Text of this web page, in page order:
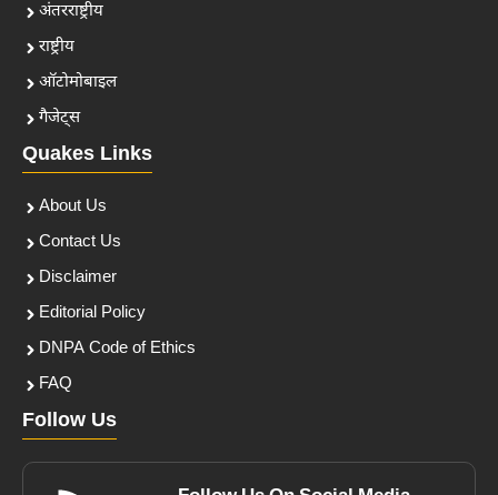
अंतरराष्ट्रीय
राष्ट्रीय
ऑटोमोबाइल
गैजेट्स
Quakes Links
About Us
Contact Us
Disclaimer
Editorial Policy
DNPA Code of Ethics
FAQ
Follow Us